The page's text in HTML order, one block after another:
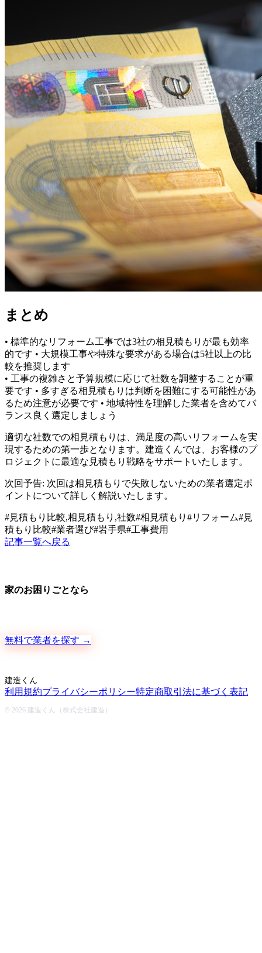
まとめ
• 標準的なリフォーム工事では3社の相見積もりが最も効率
的です • 大規模工事や特殊な要求がある場合は5社以上の比
較を推奨します
• 工事の複雑さと予算規模に応じて社数を調整することが重
要です • 多すぎる相見積もりは判断を困難にする可能性があ
るため注意が必要です • 地域特性を理解した業者を含めてバ
ランス良く選定しましょう
適切な社数での相見積もりは、満足度の高いリフォームを実
現するための第一歩となります。建造くんでは、お客様のプ
ロジェクトに最適な見積もり戦略をサポートいたします。
次回予告: 次回は相見積もりで失敗しないための業者選定ポ
イントについて詳しく解説いたします。
#見積もり比較,相見積もり,社数#相見積もり #リフォーム#見
積もり比較#業者選び#岩手県#工事費用
記事一覧へ戻る
家のお困りごとなら
無料で業者を探す →
建造くん
利用規約プライバシーポリシー特定商取引法に基づく表記
© 2026 建造くん（株式会社建造）